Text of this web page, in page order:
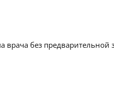
без предварительной